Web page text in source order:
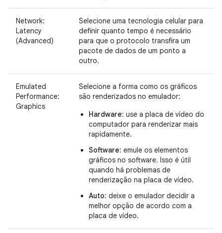
Network:
Latency
(Advanced)
Selecione uma tecnologia celular para
definir quanto tempo é necessário
para que o protocolo transfira um
pacote de dados de um ponto a
outro.
Emulated
Performance:
Graphics
Selecione a forma como os gráficos
são renderizados no emulador:
Hardware: use a placa de vídeo do
computador para renderizar mais
rapidamente.
Software: emule os elementos
gráficos no software. Isso é útil
quando há problemas de
renderização na placa de vídeo.
Auto: deixe o emulador decidir a
melhor opção de acordo com a
placa de vídeo.